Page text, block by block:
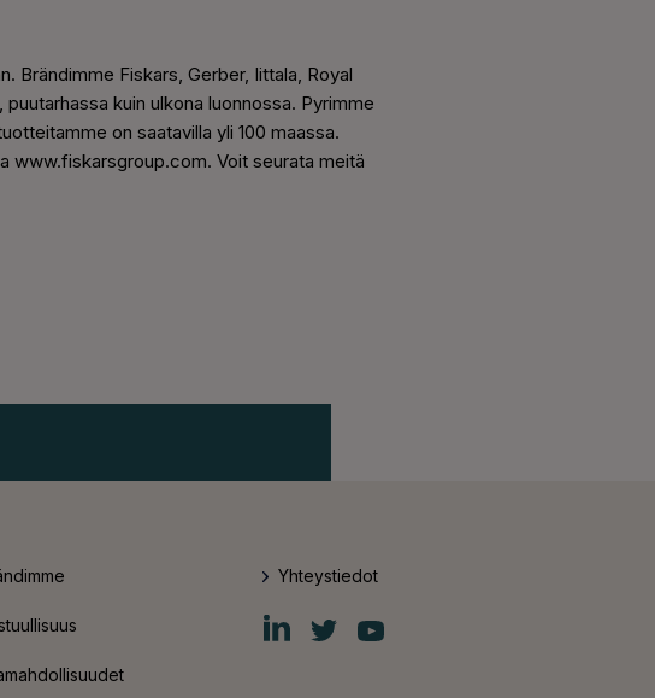
Brändimme Fiskars, Gerber, Iittala, Royal
kuin ulkona luonnossa. Pyrimme
on saatavilla yli 100 maassa.
www.fiskarsgroup.com. Voit seurata meitä
Yhteystiedot
Fiskars
Group
Fiskars
Group
Fiskars
Group